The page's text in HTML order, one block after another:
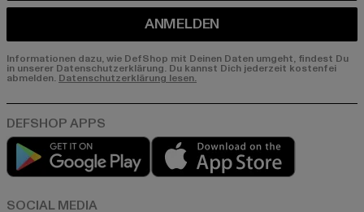
ANMELDEN
Informationen dazu, wie DefShop mit Deinen Daten umgeht, findest Du
in unserer Datenschutzerklärung. Du kannst Dich jederzeit kostenfei
abmelden. Datenschutzerklärung lesen.
Play market
App store